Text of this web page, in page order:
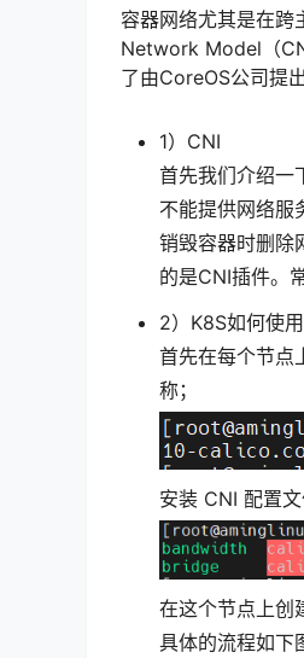
容器网络尤其是在
Network Model（
了由CoreOS公司提
1）CNI
首先我们介绍
不能提供网络服
销毁容器时删除
的是CNI插件。
2）K8S如何使
首先在每个节
称；
安装 CNI 配置文
在这个节点上创
具体的流程如下